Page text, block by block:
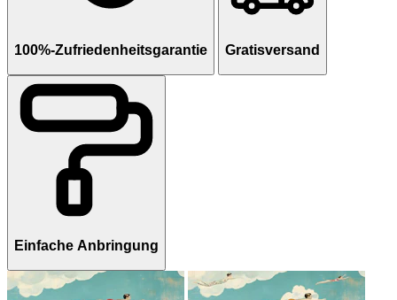
100%-Zufriedenheitsgarantie Gratisversand
Einfache Anbringung